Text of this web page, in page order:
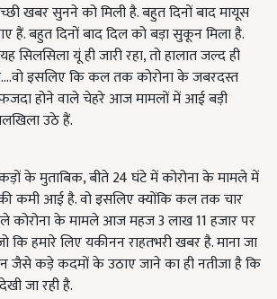
खबर सुनने को मिली है. बहुत दिनों बाद मायूस
हैं. बहुत दिनों बाद दिल को बड़ा सुकून मिला है.
यूं ही जारी रहा, तो हालात जल्द ही
इसलिए कि कल तक कोरोना के जबरदस्त
होने वाले चेहरे आज मामलों में आई बड़ी
उठे हैं.
के मुताबिक, बीते 24 घंटे में कोरोना के मामले में
कमी आई है. वो इसलिए क्योंकि कल तक चार
कोरोना के मामले आज महज 3 लाख 11 हजार पर
कि हमारे लिए यकीनन राहतभरी खबर है. माना जा
जैसे कड़े कदमों के उठाए जाने का ही नतीजा है कि
जा रही है.